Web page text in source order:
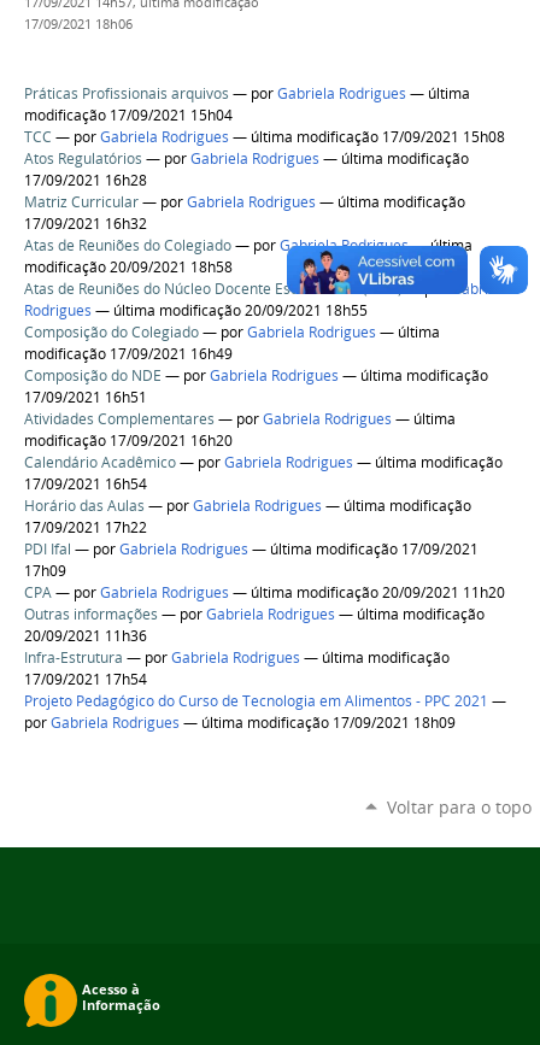
17/09/2021 18h06
Práticas Profissionais arquivos — porGabriela Rodrigues — última
modificação 17/09/2021 15h04
TCC — porGabriela Rodrigues — última modificação 17/09/2021 15h08
Atos Regulatórios — porGabriela Rodrigues — última modificação
17/09/2021 16h28
Matriz Curricular— porGabriela Rodrigues — última modificação
17/09/2021 16h32
Atas de Reuniões do Colegiado— porGabriela Rodrigues— última
modificação 20/09/2021 18h58
Atas de Reuniões do Núcleo Docente Estruturante (NDE)—
Gabriela
Rodrigues — última modificação 20/09/2021 18h55
Composição do Colegiado— porGabriela Rodrigues — última
modificação 17/09/2021 16h49
Composição do NDE — porGabriela Rodrigues — última modificação
17/09/2021 16h51
Atividades Complementares — porGabriela Rodrigues — última
modificação 17/09/2021 16h20
Calendário Acadêmico— porGabriela Rodrigues — última modificação
17/09/2021 16h54
Horário das Aulas — porGabriela Rodrigues — última modificação
17/09/2021 17h22
PDI Ifal — porGabriela Rodrigues — última modificação 17/09/2021
17h09
CPA— porGabriela Rodrigues — última modificação 20/09/2021 11h20
Outras informações — porGabriela Rodrigues — última modificação
20/09/2021 11h36
Infra-Estrutura — porGabriela Rodrigues — última modificação
17/09/2021 17h54
Projeto Pedagógico do Curso de Tecnologia em Alimentos - PPC 2021 —
porGabriela Rodrigues — última modificação 17/09/2021 18h09
Voltar para o topo